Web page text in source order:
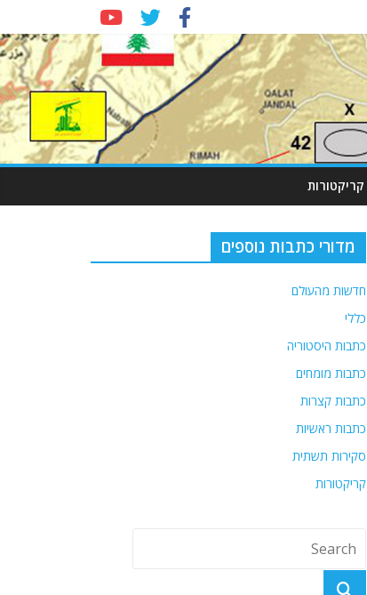
קריקטורות
מדורי כתבות נוספים
חדשות מהעולם
כללי
כתבות היסטוריה
כתבות מומחים
כתבות קצרות
כתבות ראשיות
סקירות תשתית
קריקטורות